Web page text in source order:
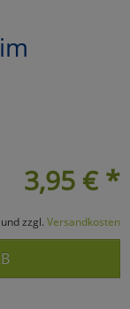
3,95 € *
zzgl. Versandkosten